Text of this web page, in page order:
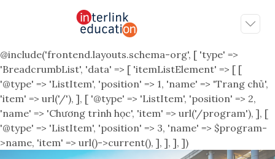
@include('frontend.layouts.schema-org', [ 'type' =>
'BreadcrumbList', 'data' => [ 'itemListElement' => [ [
'@type' => 'ListItem', 'position' => 1, 'name' => 'Trang chủ',
'item' => url('/'), ], [ '@type' => 'ListItem', 'position' => 2,
'name' => 'Chương trình học', 'item' => url('/program'), ], [
'@type' => 'ListItem', 'position' => 3, 'name' => $program-
>name, 'item' => url()->current(), ], ], ], ])